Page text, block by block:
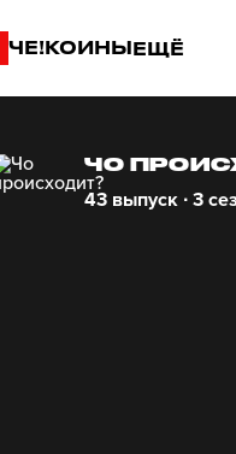
ЧЕ!КОИНЫЕЩЁ
ЧО
43 выпуск ∙ 3